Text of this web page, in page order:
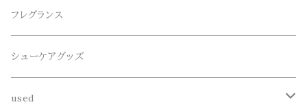
CountyComm(カウンティーコム)
decka(デカ)
dros dro(ドロスドロ)
シャツ
サンダル
腕時計
キーアクセサリー
財布、コインケース、マネークリップ
ネックレス
フレグランス
シューケアグッズ
used